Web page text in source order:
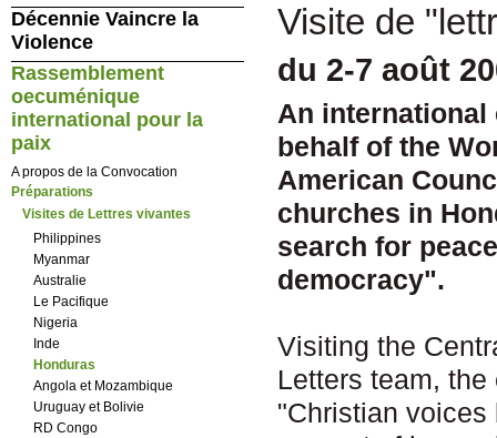
Visite de
du 2-7 août
An international
behalf of the
American
churches in
search for
democracy".
Visiting the
Letters team,
"Christian voices
Décennie Vaincre la
Violence
Rassemblement
oecuménique
international pour la
paix
A propos de la Convocation
Préparations
Visites de Lettres vivantes
Philippines
Myanmar
Australie
Le Pacifique
Nigeria
Inde
Honduras
Angola et Mozambique
Uruguay et Bolivie
RD Congo